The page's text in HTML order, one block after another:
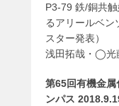
P3-79 鉄/銅共
るアリールベン
スター発表）
浅田拓哉・◯光
第65回有機金
ンパス